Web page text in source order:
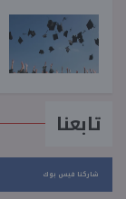
تابعنا
شاركنا فيس بوك